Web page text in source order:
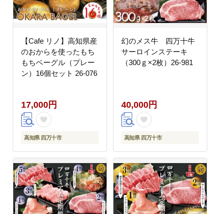
【Cafe リノ】高知県産
のおからを使ったもち
もちベーグル（プレー
ン）16個セット 26-076
17,000円
高知県 四万十市
幻のメス牛 四万十牛
サーロインステーキ
（300ｇ×2枚）26-981
40,000円
高知県 四万十市